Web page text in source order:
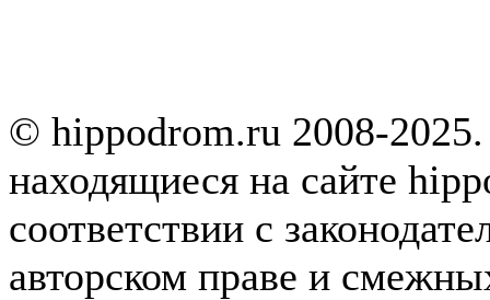
© hippodrom.ru 2008-
находящиеся на сайте
соответствии с
авторском праве и